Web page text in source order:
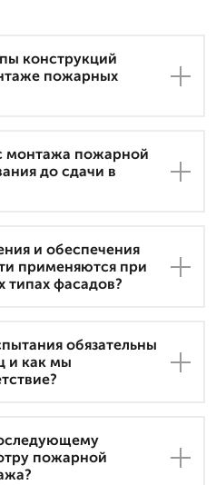
конструкций
пожарных
монтажа пожарной
до сдачи в
и обеспечения
применяются при
типах фасадов?
обязательны
и как мы
пожарной